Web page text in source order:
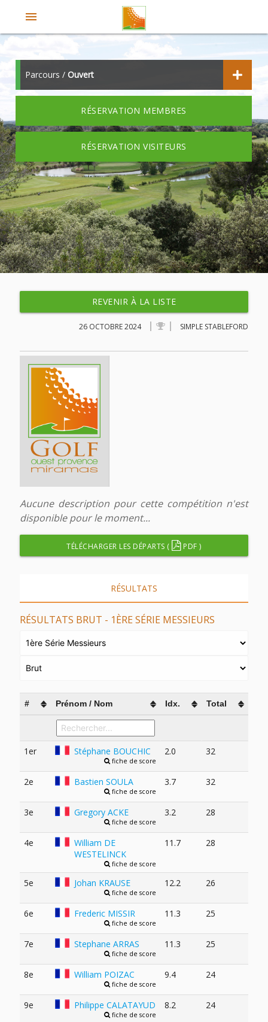
menu
Parcours / Ouvert
RÉSERVATION MEMBRES
RÉSERVATION VISITEURS
REVENIR À LA LISTE
26 OCTOBRE 2024 SIMPLE STABLEFORD
Aucune description pour cette compétition n'est
disponible pour le moment...
TÉLÉCHARGER LES DÉPARTS ( PDF )
RÉSULTATS
RÉSULTATS BRUT - 1ÈRE SÉRIE MESSIEURS
# Prénom / Nom Idx. Total
1er Stéphane BOUCHIC
fiche de score
2.0 32
2e Bastien SOULA
fiche de score
3.7 32
3e Gregory ACKE
fiche de score
3.2 28
4e
William DE
WESTELINCK
fiche de score
11.7 28
5e Johan KRAUSE
fiche de score
12.2 26
6e Frederic MISSIR
fiche de score
11.3 25
7e Stephane ARRAS
fiche de score
11.3 25
8e William POIZAC
fiche de score
9.4 24
9e Philippe CALATAYUD
fiche de score
8.2 24